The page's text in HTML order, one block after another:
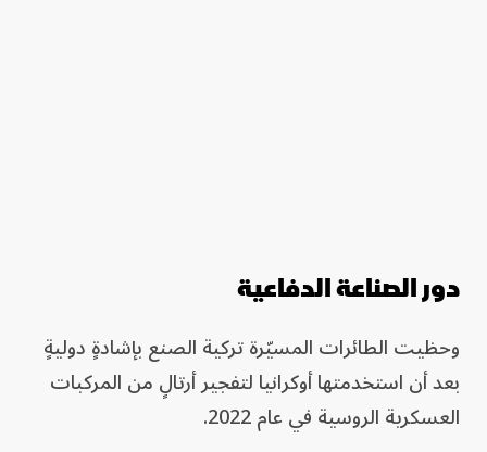
دور الصناعة الدفاعية
وحظيت الطائرات المسيّرة تركية الصنع بإشادةٍ دوليةٍ
بعد أن استخدمتها أوكرانيا لتفجير أرتالٍ من المركبات
العسكرية الروسية في عام 2022.